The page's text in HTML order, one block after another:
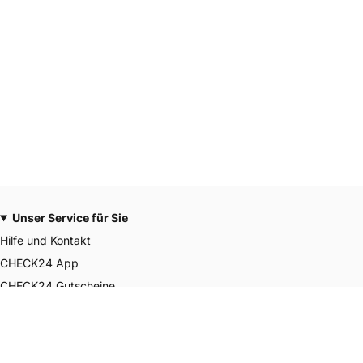
Unser Service für Sie
Hilfe und Kontakt
CHECK24 App
CHECK24 Gutscheine